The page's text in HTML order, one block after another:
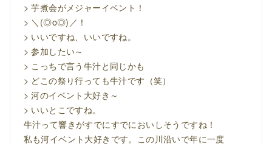
> 芋煮会がメジャーイベント！
> ＼(◎o◎)／！
> いいですね、いいですね。
> 参加したい～
> こっちで言う牛汁と同じかも
> どこの祭り行っても牛汁です（笑）
> 河のイベント大好き～
> いいとこですね。
牛汁って響きがすでにすでにおいしそうですね！
私も河イベント大好きです。この川沿いで年に一度